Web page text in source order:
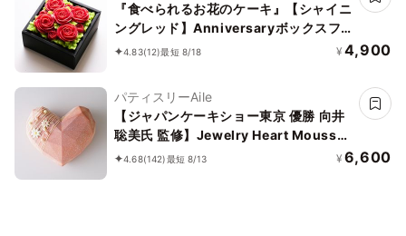
『食べられるお花のケーキ』【シャイニ
ングレッド】Anniversaryボックスフ
ラワーケーキ＜ミニサイズ＞
4.83(12)最短 8/18 ¥ 4,900
パティスリーAile
【ジャパンケーキショー東京 優勝 向井
聡美氏 監修】Jewelry Heart Mousse
～Coral pink～
4.68(142)最短 8/13 ¥ 6,600